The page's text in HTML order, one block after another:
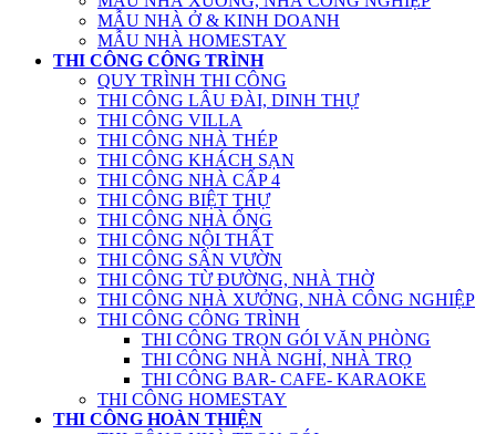
MẪU NHÀ Ở & KINH DOANH
MẪU NHÀ HOMESTAY
THI CÔNG CÔNG TRÌNH
QUY TRÌNH THI CÔNG
THI CÔNG LÂU ĐÀI, DINH THỰ
THI CÔNG VILLA
THI CÔNG NHÀ THÉP
THI CÔNG KHÁCH SẠN
THI CÔNG NHÀ CẤP 4
THI CÔNG BIỆT THỰ
THI CÔNG NHÀ ỐNG
THI CÔNG NỘI THẤT
THI CÔNG SÂN VƯỜN
THI CÔNG TỪ ĐƯỜNG, NHÀ THỜ
THI CÔNG NHÀ XƯỞNG, NHÀ CÔNG NGHIỆP
THI CÔNG CÔNG TRÌNH
THI CÔNG TRỌN GÓI VĂN PHÒNG
THI CÔNG NHÀ NGHỈ, NHÀ TRỌ
THI CÔNG BAR- CAFE- KARAOKE
THI CÔNG HOMESTAY
THI CÔNG HOÀN THIỆN